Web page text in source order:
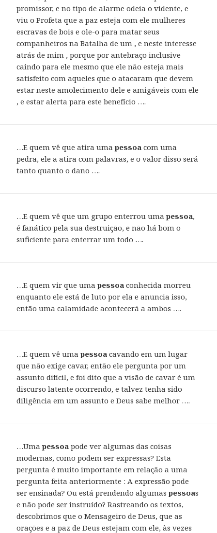
promissor, e no tipo de alarme odeia o vidente, e
viu o Profeta que a paz esteja com ele mulheres
escravas de bois e ole-o para matar seus
companheiros na Batalha de um , e neste interesse
atrás de mim , porque por antebraço inclusive
caindo para ele mesmo que ele não esteja mais
satisfeito com aqueles que o atacaram que devem
estar neste amolecimento dele e amigáveis ​​com ele
, e estar alerta para este benefício ….
…E quem vê que atira umapessoa com uma
pedra, ele a atira com palavras, e o valor disso será
tanto quanto o dano ….
…E quem vê que um grupo enterrou umapessoa,
é fanático pela sua destruição, e não há bom o
suficiente para enterrar um todo ….
…E quem vir que umapessoa conhecida morreu
enquanto ele está de luto por ela e anuncia isso,
então uma calamidade acontecerá a ambos ….
…E quem vê umapessoa cavando em um lugar
que não exige cavar, então ele pergunta por um
assunto difícil, e foi dito que a visão de cavar é um
discurso latente ocorrendo, e talvez tenha sido
diligência em um assunto e Deus sabe melhor ….
…Umapessoa pode ver algumas das coisas
modernas, como podem ser expressas? Esta
pergunta é muito importante em relação a uma
pergunta feita anteriormente : A expressão pode
ser ensinada? Ou está prendendo algumaspessoas
e não pode ser instruído? Rastreando os textos,
descobrimos que o Mensageiro de Deus, que as
orações e a paz de Deus estejam com ele, às vezes